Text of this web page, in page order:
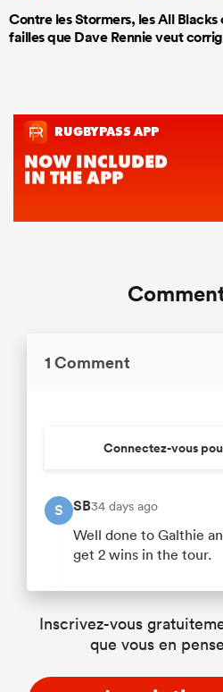
Contre les Stormers, les All
failles que Dave Rennie veut
1 Comment
Connectez-vous
S SB34 days ago
Well done to Galthie
get 2 wins in the tour.
Inscrivez-vous
que vous en